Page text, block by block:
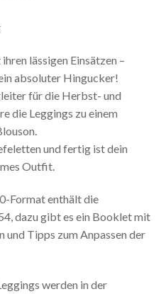
lässigen Einsätzen –
absoluter Hingucker!
für die Herbst- und
die Leggings zu einem
und fertig ist dein
Outfit.
Format enthält die
dazu gibt es ein Booklet mit
Tipps zum Anpassen der
werden in der